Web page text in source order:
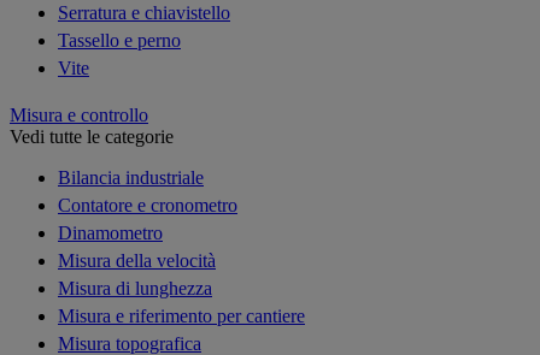
Serratura e chiavistello
Tassello e perno
Vite
Misura e controllo
Vedi tutte le categorie
Bilancia industriale
Contatore e cronometro
Dinamometro
Misura della velocità
Misura di lunghezza
Misura e riferimento per cantiere
Misura topografica